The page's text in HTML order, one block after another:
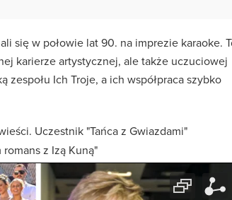
się w połowie lat 90. na imprezie karaoke.
karierze artystycznej, ale także uczuciowej
zespołu Ich Troje, a ich współpraca szybko
Uczestnik "Tańca z Gwiazdami"
z Izą Kuną"